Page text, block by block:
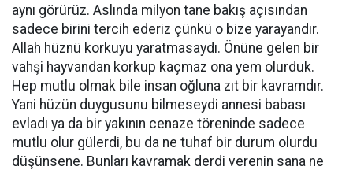
aynı görürüz. Aslında milyon tane bakış açısından
sadece birini tercih ederiz çünkü o bize yarayandır.
Allah hüznü korkuyu yaratmasaydı. Önüne gelen bir
vahşi hayvandan korkup kaçmaz ona yem olurduk.
Hep mutlu olmak bile insan oğluna zıt bir kavramdır.
Yani hüzün duygusunu bilmeseydi annesi babası
evladı ya da bir yakının cenaze töreninde sadece
mutlu olur gülerdi, bu da ne tuhaf bir durum olurdu
düşünsene. Bunları kavramak derdi verenin sana ne